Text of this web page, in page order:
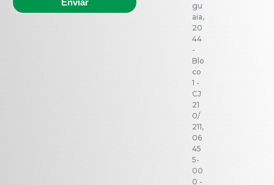
gu
aia,
20
44
-
Blo
co
1 -
CJ
21
0/
211,
06
45
5-
00
0 -